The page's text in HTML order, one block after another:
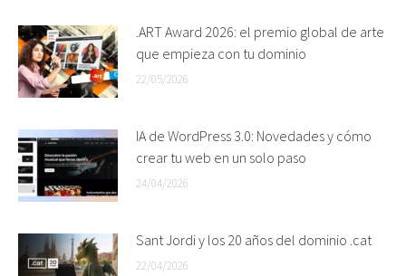
.ART Award 2026: el premio global de arte
que empieza con tu dominio
22/05/2026
IA de WordPress 3.0: Novedades y cómo
crear tu web en un solo paso
24/04/2026
Sant Jordi y los 20 años del dominio .cat
22/04/2026